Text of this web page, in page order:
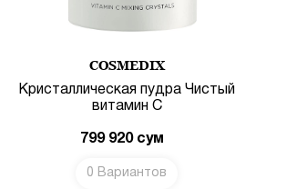
COSMEDIX
Кристаллическая пудра Чистый
витамин С
799 920сум
0 Вариантов